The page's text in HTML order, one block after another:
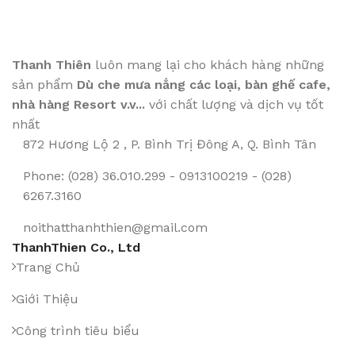
Thanh Thiên luôn mang lại cho khách hàng những
sản phẩm Dù che mưa nắng các loại, bàn ghế cafe,
nhà hàng Resort v.v... với chất lượng và dịch vụ tốt
nhất
872 Hương Lộ 2 , P. Bình Trị Đông A, Q. Bình Tân
Phone: (028) 36.010.299 - 0913100219 - (028)
6267.3160
noithatthanhthien@gmail.com
ThanhThien Co., Ltd
Trang Chủ
Giới Thiệu
Công trình tiêu biểu